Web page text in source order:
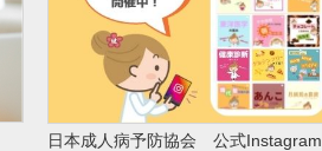
日本成人病予防協会 公式Instagram